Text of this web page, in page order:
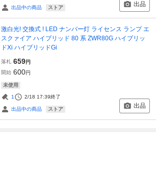
出品中の商品 ストア 出品
激白光! 交換式 ! LED ナンバー灯 ライセンス ランプ エ
スクァイア ハイブリッド 80 系 ZWR80G ハイブリッ
ドXi ハイブリッドGi
落札 659円
開始 600円
未使用
1 2/18 17:39終了
出品中の商品 ストア 出品